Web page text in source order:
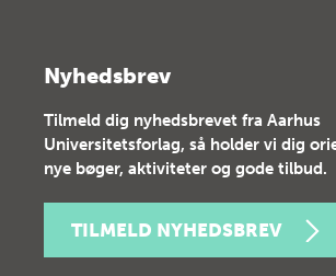
Nyhedsbrev
Tilmeld dig nyhedsbrevet fra Aarhus
Universitetsforlag, så holder vi dig
nye bøger, aktiviteter og gode tilbud.
TILMELD NYHEDSBREV